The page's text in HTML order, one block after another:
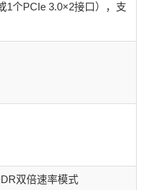
1个PCIe 3.0×2接口），支
双倍速率模式